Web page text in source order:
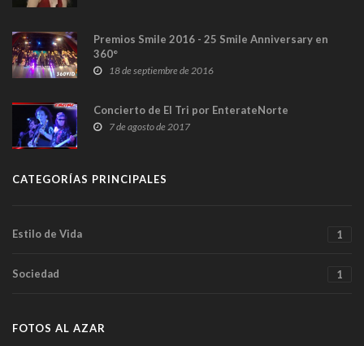
Premios Smile 2016 - 25 Smile Anniversary en
360°
18 de septiembre de 2016
Concierto de El Tri por EnterateNorte
7 de agosto de 2017
CATEGORÍAS PRINCIPALES
Estilo de Vida 1
Sociedad 1
FOTOS AL AZAR